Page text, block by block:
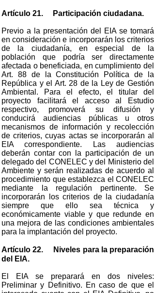
Artículo 21. Participación ciudadana.
Previo a la presentación del EIA se tomará
en consideración e incorporarán los criterios
de la ciudadanía, en especial de la
población que podría ser directamente
afectada o beneficiada, en cumplimiento del
Art. 88 de la Constitución Política de la
República y el Art. 28 de la Ley de Gestión
Ambiental. Para el efecto, el titular del
proyecto facilitará el acceso al Estudio
respectivo, promoverá su difusión y
conducirá audiencias públicas u otros
mecanismos de información y recolección
de criterios, cuyas actas se incorporarán al
EIA correspondiente. Las audiencias
deberán contar con la participación de un
delegado del CONELEC y del Ministerio del
Ambiente y serán realizadas de acuerdo al
procedimiento que establezca el CONELEC
mediante la regulación pertinente. Se
incorporarán los criterios de la ciudadanía
siempre que ello sea técnica y
económicamente viable y que redunde en
una mejora de las condiciones ambientales
para la implantación del proyecto.
Artículo 22. Niveles para la preparación
del EIA.
El EIA se preparará en dos niveles:
Preliminar y Definitivo. En caso de que el